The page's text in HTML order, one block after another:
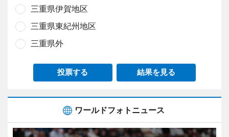
三重県伊賀地区
三重県東紀州地区
三重県外
投票する 結果を見る
ワールドフォトニュース